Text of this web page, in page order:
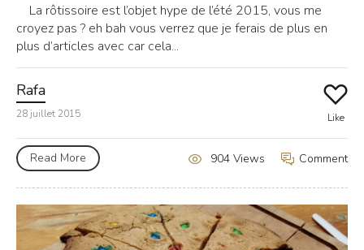
La rôtissoire est l’objet hype de l’été 2015, vous me
croyez pas ? eh bah vous verrez que je ferais de plus en
plus d’articles avec car cela...
Rafa
28 juillet 2015 Like
Read More Comment
904 Views